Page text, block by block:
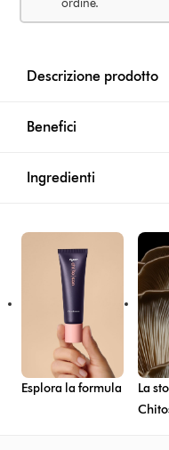
ordine.
Descrizione prodotto
Benefici
Ingredienti
Esplora la formula
La